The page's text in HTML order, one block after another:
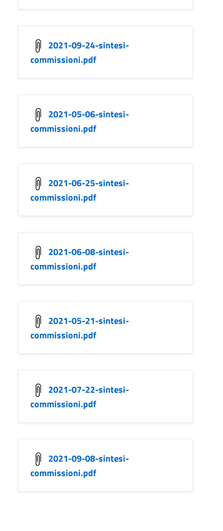
2021-09-24-sintesi-
commissioni.pdf
2021-05-06-sintesi-
commissioni.pdf
2021-06-25-sintesi-
commissioni.pdf
2021-06-08-sintesi-
commissioni.pdf
2021-05-21-sintesi-
commissioni.pdf
2021-07-22-sintesi-
commissioni.pdf
2021-09-08-sintesi-
commissioni.pdf